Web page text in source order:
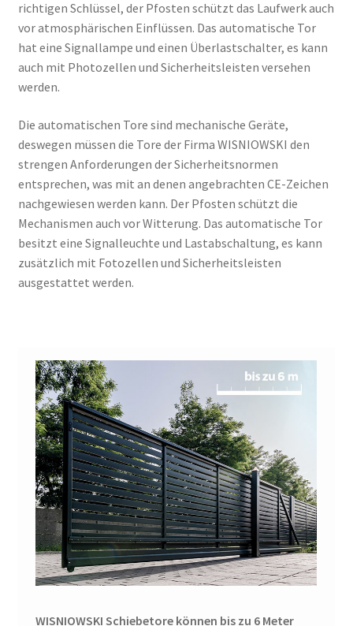
richtigen Schlüssel, der Pfosten schützt das Laufwerk auch
vor atmosphärischen Einflüssen. Das automatische Tor
hat eine Signallampe und einen Überlastschalter, es kann
auch mit Photozellen und Sicherheitsleisten versehen
werden.
Die automatischen Tore sind mechanische Geräte,
deswegen müssen die Tore der Firma WISNIOWSKI den
strengen Anforderungen der Sicherheitsnormen
entsprechen, was mit an denen angebrachten CE-Zeichen
nachgewiesen werden kann. Der Pfosten schützt die
Mechanismen auch vor Witterung. Das automatische Tor
besitzt eine Signalleuchte und Lastabschaltung, es kann
zusätzlich mit Fotozellen und Sicherheitsleisten
ausgestattet werden.
WISNIOWSKI Schiebetore können bis zu 6 Meter